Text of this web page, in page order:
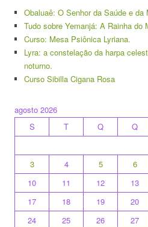
Obaluaê: O Senhor da Saúde e da
Tudo sobre Yemanjá: A Rainha do
Curso: Mesa Psiônica Lyriana.
Lyra: a constelação da harpa
noturno.
Curso Sibilla Cigana Rosa
agosto 2026
S
T Q Q
3
4 5 6
10
11 12 13
17
18 19 20
24
25 26 27